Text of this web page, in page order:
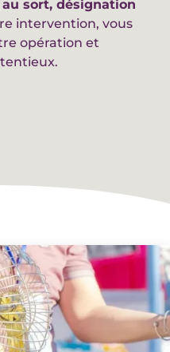
sort, désignation
intervention, vous
opération et